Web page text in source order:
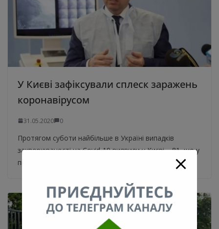
У Києві зафіксували сплеск заражень
коронавірусом
31.05.2020 0
Протягом суботи найбільше в Україні випадків
захворюваності на Covid-19 виявили у Києві – 81, що у
півтора рази перевищує статистику